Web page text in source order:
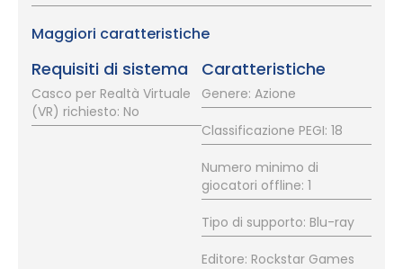
Maggiori caratteristiche
Requisiti di sistema
Casco per Realtà Virtuale
(VR) richiesto: No
Caratteristiche
Genere: Azione
Classificazione PEGI: 18
Numero minimo di
giocatori offline: 1
Tipo di supporto: Blu-ray
Editore: Rockstar Games